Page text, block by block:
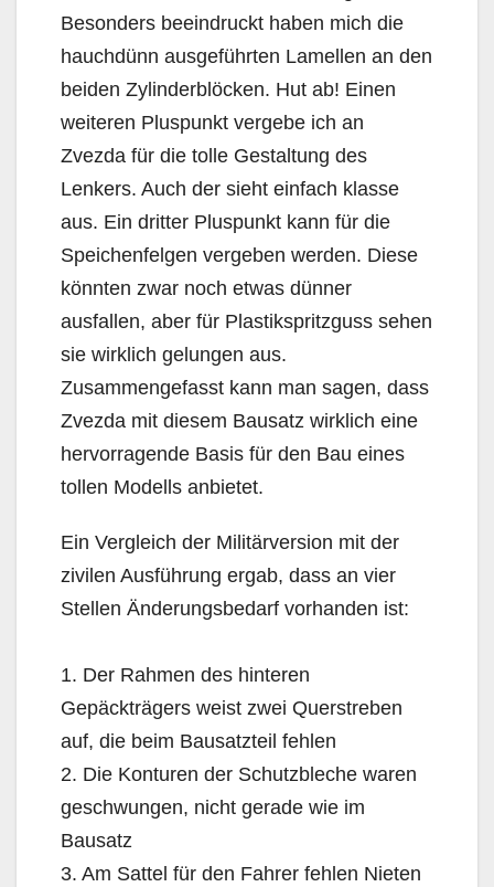
Besonders beeindruckt haben mich die
hauchdünn ausgeführten Lamellen an den
beiden Zylinderblöcken. Hut ab! Einen
weiteren Pluspunkt vergebe ich an
Zvezda für die tolle Gestaltung des
Lenkers. Auch der sieht einfach klasse
aus. Ein dritter Pluspunkt kann für die
Speichenfelgen vergeben werden. Diese
könnten zwar noch etwas dünner
ausfallen, aber für Plastikspritzguss sehen
sie wirklich gelungen aus.
Zusammengefasst kann man sagen, dass
Zvezda mit diesem Bausatz wirklich eine
hervorragende Basis für den Bau eines
tollen Modells anbietet.
Ein Vergleich der Militärversion mit der
zivilen Ausführung ergab, dass an vier
Stellen Änderungsbedarf vorhanden ist:
1. Der Rahmen des hinteren
Gepäckträgers weist zwei Querstreben
auf, die beim Bausatzteil fehlen
2. Die Konturen der Schutzbleche waren
geschwungen, nicht gerade wie im
Bausatz
3. Am Sattel für den Fahrer fehlen Nieten